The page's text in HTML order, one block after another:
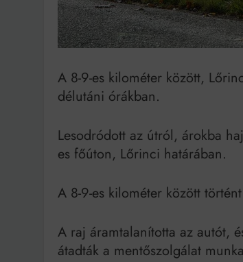
A 8-9-es kilométer között,
délutáni órákban.
Lesodródott az útról, árokba
es főúton, Lőrinci határában.
A 8-9-es kilométer között
A raj áramtalanította az autót,
átadták a mentőszolgálat